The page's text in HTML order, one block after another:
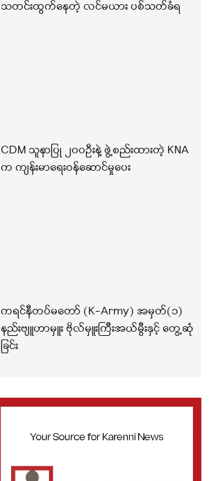
သတင်းထွက်နေတဲ့ လင်မယား ပစ်သတ်ခံရ
CDM သူနာပြု ၂၀၀ဦးနဲ့ ဖွဲ့စည်းထားတဲ့ KNA
က ကျန်းမာရေးဝန်ဆောင်မှုပေး
ကရင်နီတပ်မတော် (K-Army) အမှတ်(၁)
နည်းဗျူဟာမှူး ဗိုလ်မှူးကြီးအယ်မွီးနှင့် တွေ့ဆုံ
ခြင်း